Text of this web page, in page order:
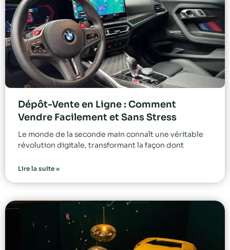
Dépôt-Vente en Ligne : Comment
Vendre Facilement et Sans Stress
Le monde de la seconde main connaît une véritable
révolution digitale, transformant la façon dont
Lire la suite »